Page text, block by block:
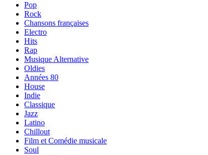
Pop
Rock
Chansons françaises
Electro
Hits
Rap
Musique Alternative
Oldies
Années 80
House
Indie
Classique
Jazz
Latino
Chillout
Film et Comédie musicale
Soul